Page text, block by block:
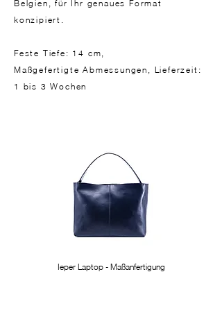
Belgien, für Ihr genaues Format
konzipiert.
Feste Tiefe: 14 cm,
Maßgefertigte Abmessungen, Lieferzeit:
1 bis 3 Wochen
Ieper Laptop - Maßanfertigung